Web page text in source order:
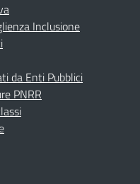
Inclusione
da Enti Pubblici
PNRR